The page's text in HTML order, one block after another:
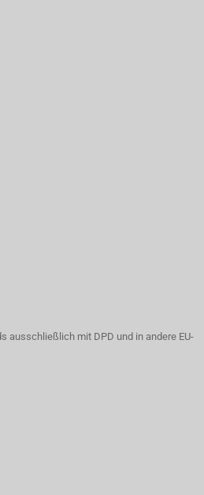
ausschließlich mit DPD und in andere EU-